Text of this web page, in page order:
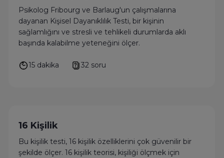
Psikolog Fribourg ve Barlaug'un çalışmalarına
dayanan Kişisel Dayanıklılık Testi, bir kişinin
sağlamlığını ve stresli ve tehlikeli durumlarda aklı
başında kalabilme yeteneğini ölçer.
15 dakika 32 soru
16 Kişilik
Bu kişilik testi, 16 kişilik özelliklerini çok güvenilir bir
şekilde ölçer. 16 kişilik teorisi, kişiliği ölçmek için